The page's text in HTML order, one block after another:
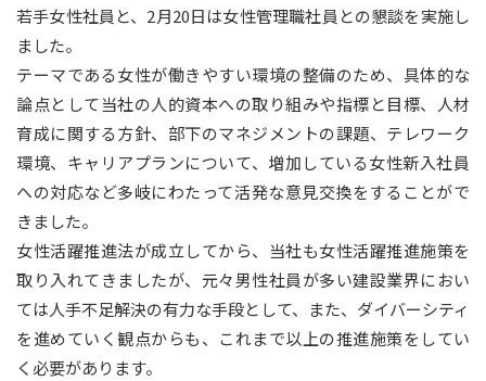
若手女性社員と、2月20日は女性管理職社員との懇談を実施し
ました。
テーマである女性が働きやすい環境の整備のため、具体的な
論点として当社の人的資本への取り組みや指標と目標、人材
育成に関する方針、部下のマネジメントの課題、テレワーク
環境、キャリアプランについて、増加している女性新入社員
への対応など多岐にわたって活発な意見交換をすることがで
きました。
女性活躍推進法が成立してから、当社も女性活躍推進施策を
取り入れてきましたが、元々男性社員が多い建設業界におい
ては人手不足解決の有力な手段として、また、ダイバーシティ
を進めていく観点からも、これまで以上の推進施策をしてい
く必要があります。